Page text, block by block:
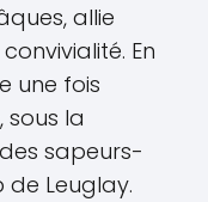
allie
En
une fois
la
sapeurs-
Leuglay.